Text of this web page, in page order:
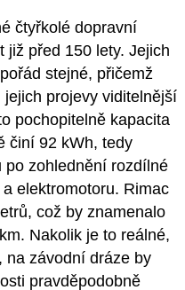
čtyřkolé dopravní
již před 150 lety. Jejich
stejné, přičemž
projevy viditelnější
pochopitelně kapacita
činí 92 kWh, tedy
po zohlednění rozdílné
elektromotoru. Rimac
což by znamenalo
Nakolik je to reálné,
na závodní dráze by
pravděpodobně